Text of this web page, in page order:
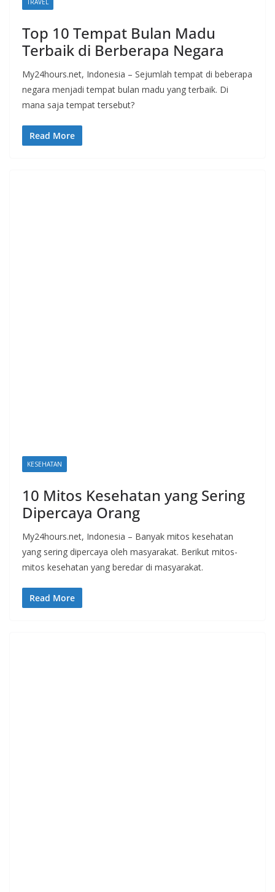
TRAVEL
Top 10 Tempat Bulan Madu
Terbaik di Berberapa Negara
My24hours.net, Indonesia – Sejumlah tempat di beberapa
negara menjadi tempat bulan madu yang terbaik. Di
mana saja tempat tersebut?
Read More
KESEHATAN
10 Mitos Kesehatan yang Sering
Dipercaya Orang
My24hours.net, Indonesia – Banyak mitos kesehatan
yang sering dipercaya oleh masyarakat. Berikut mitos-
mitos kesehatan yang beredar di masyarakat.
Read More